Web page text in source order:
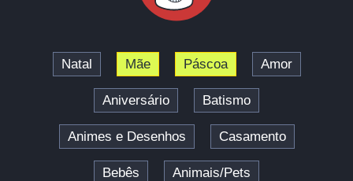
Natal Mãe Páscoa Amor
Aniversário Batismo
Animes e Desenhos Casamento
Bebês Animais/Pets